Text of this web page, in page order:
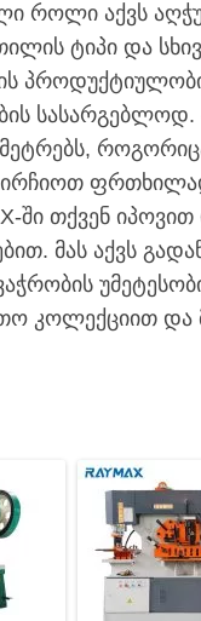
როლი აქვს
ტიპი და
ში თქვენ
მას აქვს
კოლექციით და